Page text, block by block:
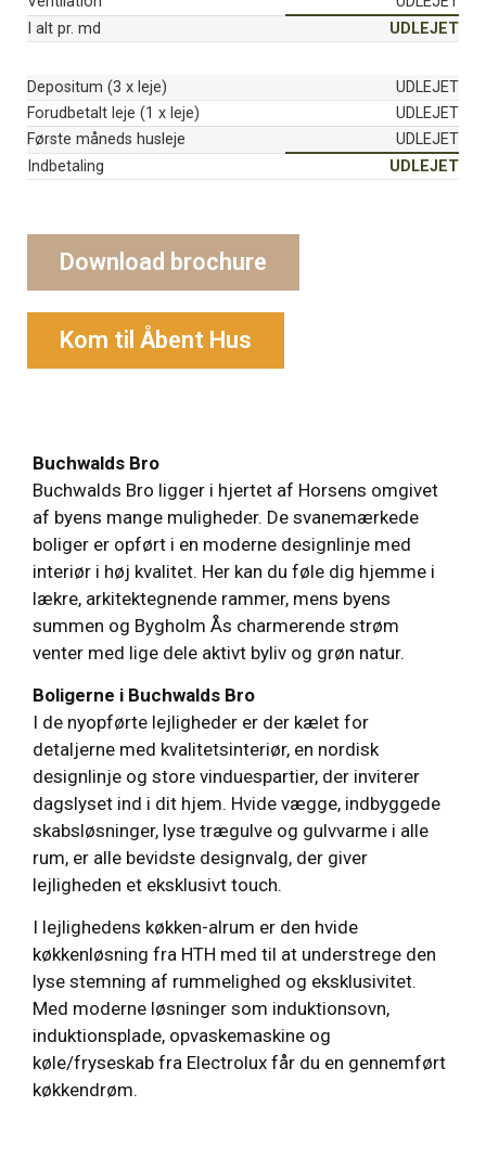
I alt pr. md
UDLEJET
Depositum (3 x leje)
UDLEJET
Forudbetalt leje (1 x leje)
UDLEJET
Første måneds husleje
UDLEJET
Indbetaling
UDLEJET
Download brochure
Kom til Åbent Hus
Buchwalds Bro
Buchwalds Bro ligger i hjertet af Horsens omgivet
af byens mange muligheder. De svanemærkede
boliger er opført i en moderne designlinje med
interiør i høj kvalitet. Her kan du føle dig hjemme i
lækre, arkitektegnende rammer, mens byens
summen og Bygholm Ås charmerende strøm
venter med lige dele aktivt byliv og grøn natur.
Boligerne i Buchwalds Bro
I de nyopførte lejligheder er der kælet for
detaljerne med kvalitetsinteriør, en nordisk
designlinje og store vinduespartier, der inviterer
dagslyset ind i dit hjem. Hvide vægge, indbyggede
skabsløsninger, lyse trægulve og gulvvarme i alle
rum, er alle bevidste designvalg, der giver
lejligheden et eksklusivt touch.
I lejlighedens køkken-alrum er den hvide
køkkenløsning fra HTH med til at understrege den
lyse stemning af rummelighed og eksklusivitet.
Med moderne løsninger som induktionsovn,
induktionsplade, opvaskemaskine og
køle/fryseskab fra Electrolux får du en gennemført
køkkendrøm.